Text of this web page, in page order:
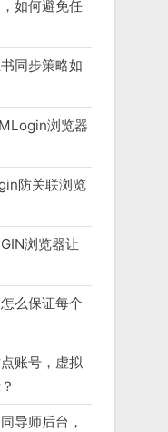
如何避免任
同步策略如
浏览器
防关联浏览
浏览器让
么保证每个
账号，虚拟
导师后台，